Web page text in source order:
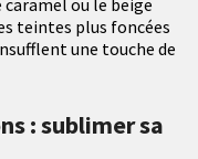
ou le beige
teintes plus foncées
une touche de
: sublimer sa